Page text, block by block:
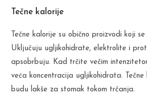
Tečne kalorije
Tečne kalorije su obično proizvodi koji
Uključuju ugljikohidrate, elektrolite i
apsobrbuju. Kad trčite večim
veća koncentracija ugljikohidrata.
budu lakše za stomak tokom trčanja.